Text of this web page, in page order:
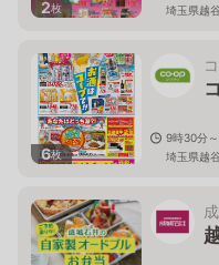
2枚 埼玉県越
6枚
9時30分
埼玉県越